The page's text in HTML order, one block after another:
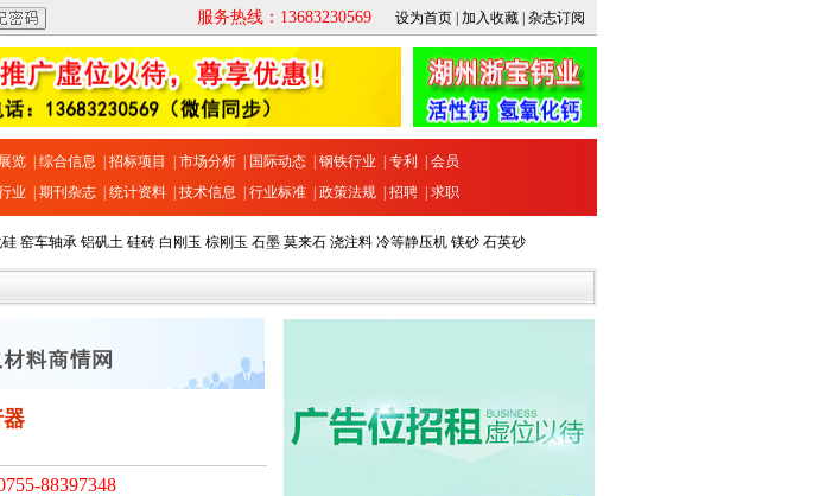
服务热线：13683230569 设为首页 加入收藏 杂志订阅
览 综合信息 招标项目 市场分析 国际动态 钢铁行业 专利
会员
业 期刊杂志 统计资料 技术信息 行业标准 政策法规 招聘 求职
窑车轴承 铝矾土 硅砖 白刚玉 棕刚玉 石墨 莫来石 浇注料 冷等静压机 镁砂 石英砂
88397348